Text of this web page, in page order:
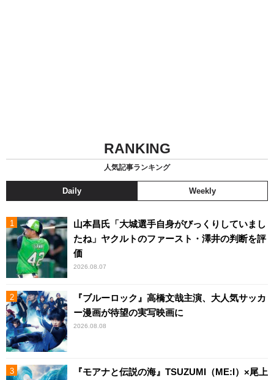
RANKING
人気記事ランキング
Daily Weekly
山本昌氏「大城選手自身がびっくりしていまし
たね」ヤクルトのファースト・澤井の判断を評
価
2026.08.07
『ブルーロック』高橋文哉主演、大人気サッカ
ー漫画が待望の実写映画に
2026.08.08
『モアナと伝説の海』TSUZUMI（ME:I）×尾上